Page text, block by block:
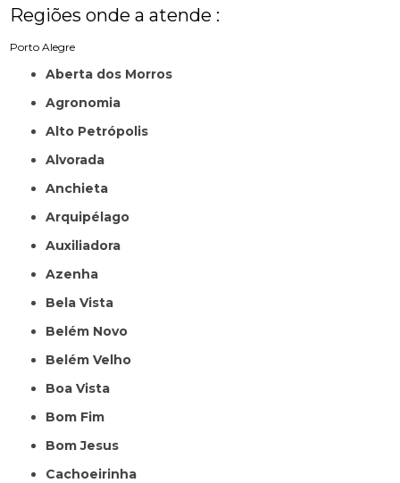
Regiões onde a atende :
Porto Alegre
Aberta dos Morros
Agronomia
Alto Petrópolis
Alvorada
Anchieta
Arquipélago
Auxiliadora
Azenha
Bela Vista
Belém Novo
Belém Velho
Boa Vista
Bom Fim
Bom Jesus
Cachoeirinha